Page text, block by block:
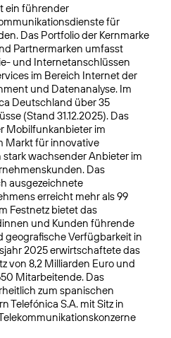
ein führender
für
Das Portfolio der Kernmarke
Partnermarken umfasst
und Internetanschlüssen
im Bereich Internet der
und Datenanalyse. Im
Deutschland über 35
(Stand 31.12.2025). Das
Mobilfunkanbieter im
Markt für innovative
wachsender Anbieter im
Das
ausgezeichnete
erreicht mehr als 99
Festnetz bietet das
und Kunden führende
Verfügbarkeit in
2025 erwirtschaftete das
von 8,2 Milliarden Euro und
Mitarbeitende. Das
zum spanischen
Telefónica S.A. mit Sitz in